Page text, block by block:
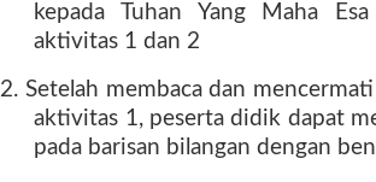
kepada Tuhan Yang Maha
aktivitas 1 dan 2
2. Setelah membaca dan
aktivitas 1, peserta didik dapat
pada barisan bilangan dengan